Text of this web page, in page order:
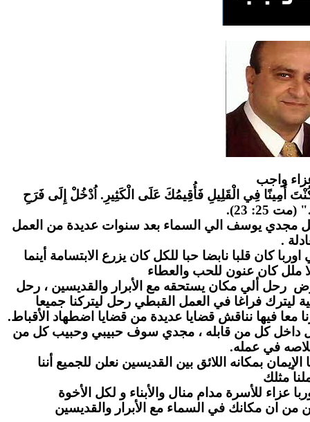
واجب
أَمِينًا فِي الْقَلِيلِ فَأُقِيمُكَ عَلَى الْكَثِيرِ. اُدْخُلْ إِلَى فَرَحِ
25: 23).
مجدي يوسف الي السماء بعد سنوات عديدة من العمل
.
كان قلبا نابضا حبا للكل كان يزرع الابتسامة أينما
ملل كان عنون للحب والعطاء
رحل ألي مكان يستحقه مع الأبرار والقديسين ، رحل
ليترك فراغا في العمل القبطي رحل ليتركنا جميعا
فيها نناقش قضايا عديدة من قضايا اضطهاد الأقباط.
داخل كل من قابله ، مجدي سوف حبيبي وحبيب كل من
في عمله.
بمكانه اللائق بين القديسين نعلن للجميع أننا
مثلك
عزاء للأسرة مدام منال والأبناء و لكل الأخوة
من ان مكانك في السماء مع الأبرار والقديسين